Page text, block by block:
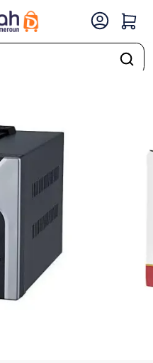
Régulateur de tension automatique EMAX – DVR-500VA en vente au Cameroun